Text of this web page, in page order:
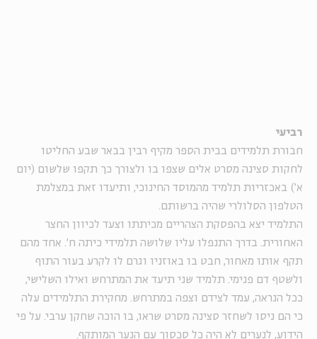
רביעי
חבורת תלמידים בבית הספר מקיף רבין בבאר שבע החליטו
לחקות סצינה מסרט אלים שצפו בו ולצורך כך תקפו שלשום (יום
א') באכזריות תלמיד מהמוסד החינוכי, ותיעדו זאת במצלמת
הטלפון הסלולרי שהיה ברשותם.
התלמיד יצא בהפסקת הצהריים מכיתתו וצעד לכיוון החצר
האחורית. בדרך התנפלו עליו שלושה תלמידי כיתה ח'. אחד מהם
תקף אותו מאחור, חבט בו באוזניו וגרם לו לקרע בעור התוף
ולשטף דם פנימי. תלמיד שני תיעד את המתרחש ואילו השלישי,
ככל הנראה, עמד לצידם וצפה במתרחש. מחקירת התלמידים עלה
כי הם ניסו לשחזר סצינה מסרט שראו, בו הוכה שחקן ערבי. על פי
הידוע, לנערים לא היה כל סכסוך עם הנער המותקף.